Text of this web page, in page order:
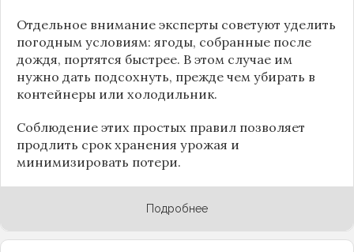
Отдельное внимание эксперты советуют уделить
погодным условиям: ягоды, собранные после
дождя, портятся быстрее. В этом случае им
нужно дать подсохнуть, прежде чем убирать в
контейнеры или холодильник.
Соблюдение этих простых правил позволяет
продлить срок хранения урожая и
минимизировать потери.
Подробнее